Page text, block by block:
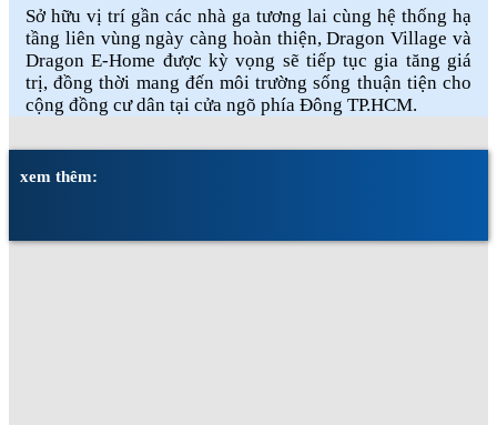
Sở hữu vị trí gần các nhà ga tương lai cùng hệ thống hạ
tầng liên vùng ngày càng hoàn thiện, Dragon Village và
Dragon E-Home được kỳ vọng sẽ tiếp tục gia tăng giá
trị, đồng thời mang đến môi trường sống thuận tiện cho
cộng đồng cư dân tại cửa ngõ phía Đông TP.HCM.
xem thêm: